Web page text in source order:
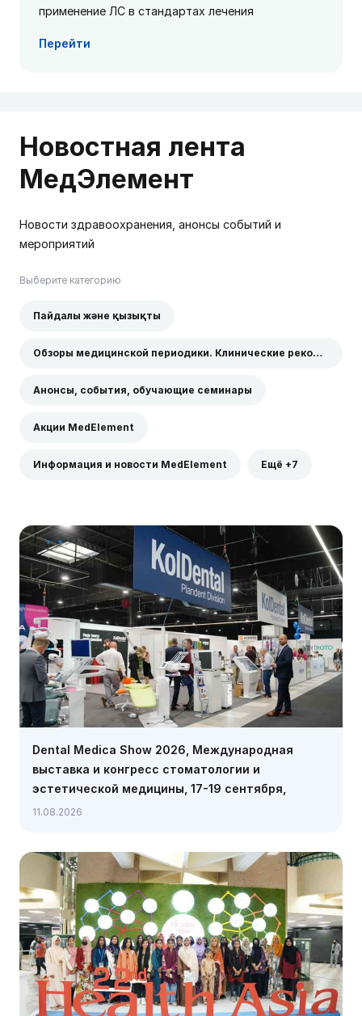
применение ЛС в стандартах лечения
Перейти
Новостная лента
МедЭлемент
Новости здравоохранения, анонсы событий и
мероприятий
Выберите категорию
Пайдалы және қызықты
Обзоры медицинской периодики. Клинические рекомендации
Анонсы, события, обучающие семинары
Акции MedElement
Информация и новости MedElement Ещё +7
Dental Medica Show 2026, Международная
выставка и конгресс стоматологии и
эстетической медицины, 17-19 сентября,
Варшава
11.08.2026